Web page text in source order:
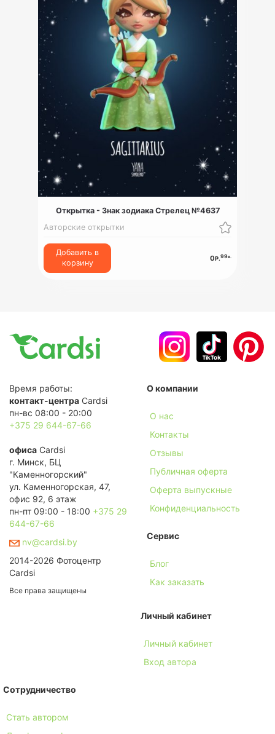
Открытка - Знак зодиака Стрелец №4637
Авторские открытки
Добавить в
корзину
0Р.99к.
Время работы:
контакт-центра Cardsi
пн-вс 08:00 - 20:00
+375 29 644-67-66
офиса Cardsi
г. Минск, БЦ
"Каменногорский"
ул. Каменногорская, 47,
офис 92, 6 этаж
пн-пт 09:00 - 18:00 +375 29
644-67-66
nv@cardsi.by
2014-2026 Фотоцентр
Cardsi
Все права защищены
О компании
О нас
Контакты
Отзывы
Публичная оферта
Оферта выпускные
Конфиденциальность
Сервис
Блог
Как заказать
Личный кабинет
Личный кабинет
Вход автора
Сотрудничество
Стать автором